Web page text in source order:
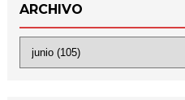
ARCHIVO